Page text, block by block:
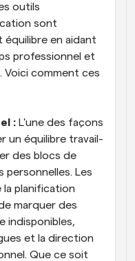
outils
sont
en aidant
professionnel et
Voici comment ces
: L'une des façons
un équilibre travail-
des blocs de
personnelles. Les
planification
marquer des
indisponibles,
et la direction
Que ce soit